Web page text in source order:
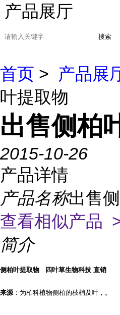
产品展厅
搜索
首页 > 产品展
叶提取物
出售侧柏
2015-10-26
产品详情
产品名称出售
查看相似产品
简介
侧柏叶提取物 四叶草生物科技 直销
来源：为柏科植物侧柏的枝梢及叶，。